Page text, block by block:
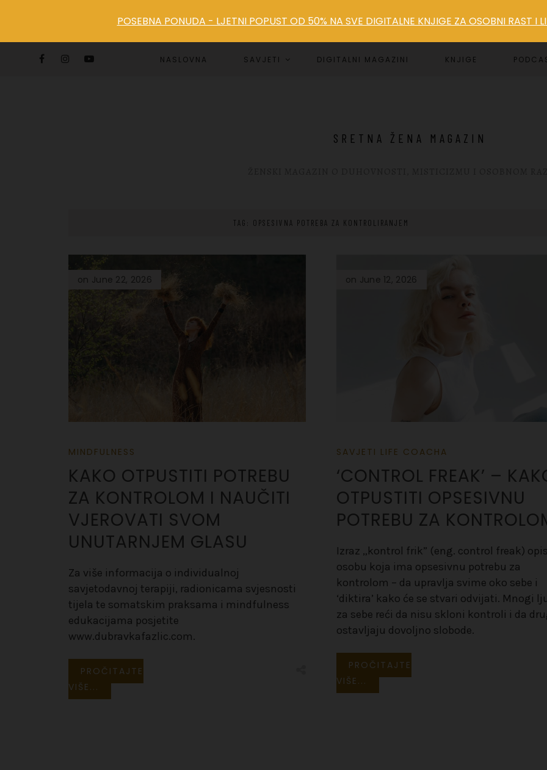
NASLOVNA SAVJETI DIGITALNI MAGAZINI KNJIGE
SRETNA ŽENA MAGAZIN
TAG: OPSESIVNA POTREBA ZA KONTROLIRANJEM
on June 22, 2026
MINDFULNESS
KAKO OTPUSTITI POTREBU
ZA KONTROLOM I NAUČITI
VJEROVATI SVOM
UNUTARNJEM GLASU
Za više informacija o individualnoj
savjetodavnoj terapiji, radionicama svjesnosti
tijela te somatskim praksama i mindfulness
edukacijama posjetite
www.dubravkafazlic.com.
PROČITAJTE
VIŠE...
on June 12, 2026
SAVJETI LIFE COACHA
‘CONTROL FREAK’ –
OTPUSTITI OPSESIVNU
POTREBU ZA
Izraz „kontrol frik” (eng. control freak)
osobu koja ima opsesivnu potrebu za
kontrolom – da upravlja svime oko sebe i
‘diktira’ kako će se stvari odvijati. Mnogi
za sebe reći da nisu skloni kontroli i da
ostavljaju dovoljno slobode.
PROČITAJTE
VIŠE...
POSEBNA PONUDA - LJETNI POPUST OD 50% NA SVE DIGITALNE KNJIGE ZA OSOBNI RAST I